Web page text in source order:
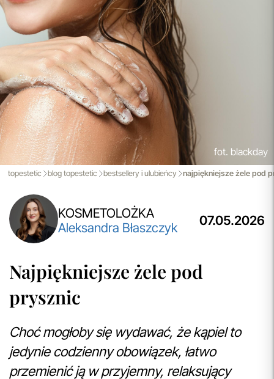
Aktualizacja Regulaminów
Zmiany obowiązują od 27.04.2026.
Korzystanie ze Sklepu Internetowego lub Konta po tym
terminie oznacza akceptację wprowadzonych zmian.
przeczytaj więcej
Spersonalizowane Próbki
Do wielu zamówień dołączamy starannie dobrane próbki
kosmetyków, dopasowane do indywidualnych potrzeb
pielęgnacyjnych. To nasz sposób, by umożliwić Ci
odkrywanie nowych produktów i doświadczanie
pielęgnacji w najlepszym wydaniu — świadomie, z troską o
Ciebie i Twoją skórę.
przeczytaj więcej
fot. blackday
topestetic blog topestetic bestsellery i ulubieńcy najpiękniejsze żele pod
KOSMETOLOŻKA
Aleksandra Błaszczyk
07.05.2026
Najpiękniejsze żele pod
prysznic
Choć mogłoby się wydawać, że kąpiel to
jedynie codzienny obowiązek, łatwo
przemienić ją w przyjemny, relaksujący